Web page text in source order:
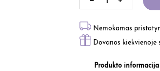
Nemokamas
Dovanos kiekvienoje
Produkto informacija